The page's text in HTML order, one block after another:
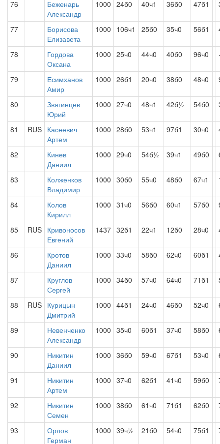
76
Беженарь
Александр
1000 24б0 40ч1 36б0 47б1
77
Борисова
Елизавета
1000 106ч1 25б0 35ч0 56б1
78
Гордова
Оксана
1000 25ч0 44ч0 40б0 96ч0
79
Есимханов
Амир
1000 26б1 20ч0 38б0 48ч0
80
Звягинцев
Юрий
1000 27ч0 48ч1 42б½ 54б0
81 RUS Касеевич
Артем
1000 28б0 53ч1 97б1 30ч0
82
Кинев
Даниил
1000 29ч0 54б½ 39ч1 49б0
83
Колженков
Владимир
1000 30б0 55ч0 48б0 67ч1
84
Колов
Кирилл
1000 31ч0 56б0 60ч1 57б0
85 RUS Кривоносов
Евгений
1437 32б1 22ч1 12б0 28ч0
86
Кротов
Даниил
1000 33ч0 58б0 62ч0 60б1
87
Круглов
Сергей
1000 34б0 57ч0 64ч0 71б1
88 RUS Курицын
Дмитрий
1000 44б1 24ч0 46б0 52ч0
89
Невенченко
Александр
1000 35ч0 60б1 37ч0 58б0
90
Никитин
Даниил
1000 36б0 59ч0 67б1 53ч0
91
Никитин
Артем
1000 37ч0 62б1 41ч0 59б0
92
Никитин
Семен
1000 38б0 61ч0 71б1 62б0
93
Орлов
Герман
1000 39ч½ 21б0 54ч0 75б1